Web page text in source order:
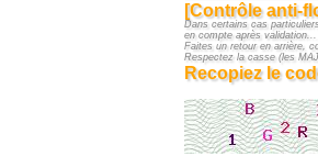
[Contrôle anti-
Dans certains cas
en compte après
Faites un retour en arrière,
Respectez la casse (les
Recopiez le